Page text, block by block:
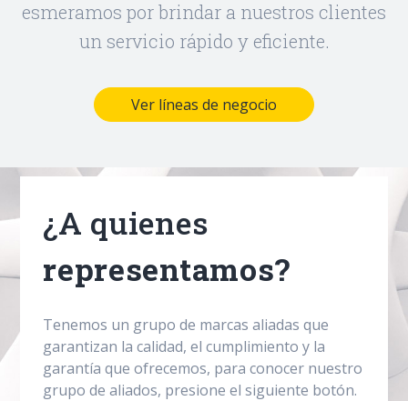
esmeramos por brindar a nuestros clientes
un servicio rápido y eficiente.
Ver líneas de negocio
¿A quienes
representamos?
Tenemos un grupo de marcas aliadas que
garantizan la calidad, el cumplimiento y la
garantía que ofrecemos, para conocer nuestro
grupo de aliados, presione el siguiente botón.